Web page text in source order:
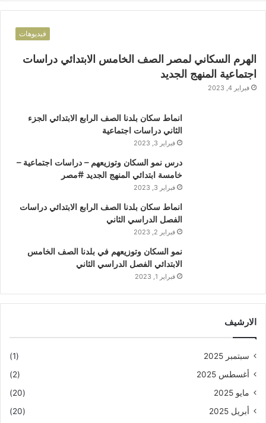
فيديوهات
الهرم السكاني لمصر الصف الخامس الابتدائي دراسات
اجتماعية المنهج الجديد
فبراير 4, 2023
انماط سكان بلدنا الصف الرابع الابتدائي الجزء
الثاني دراسات اجتماعية
فبراير 3, 2023
درس نمو السكان وتوزيعهم – دراسات اجتماعية –
خامسة ابتدائي المنهج الجديد #مصر
فبراير 3, 2023
انماط سكان بلدنا الصف الرابع الابتدائي دراسات
الفصل الدراسي الثاني
فبراير 2, 2023
نمو السكان وتوزيعهم في بلدنا الصف الخامس
الابتدائي الفصل الدراسي الثاني
فبراير 1, 2023
الارشيف
سبتمبر 2025
(1)
أغسطس 2025
(2)
مايو 2025
(20)
أبريل 2025
(20)